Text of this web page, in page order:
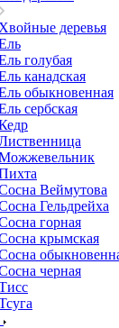
Хвойные деревья
голубая
канадская
обыкновенная
сербская
Веймутова
Гельдрейха
горная
крымская
черная